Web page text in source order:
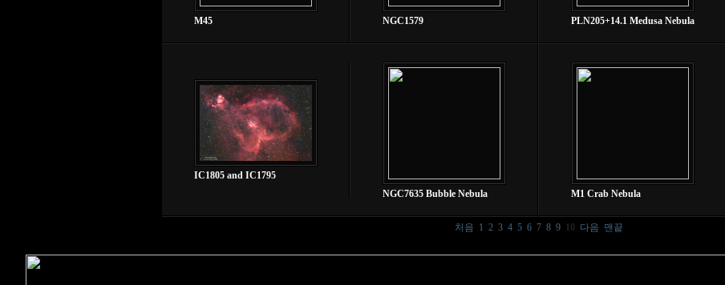
M45 NGC1579 PLN205+14.1 Medusa Nebula
IC1805 and IC1795
NGC7635 Bubble Nebula
M1 Crab Nebula
처음 1 2 3 4 5 6 7 8 9 다음 맨끝